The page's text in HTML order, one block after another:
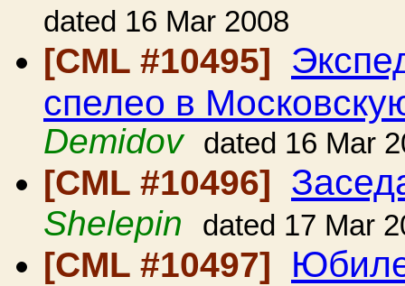
dated 16 Mar 2008
[CML #10495]
спелео в
Demidov
dated 16 Mar
[CML #10496]
Shelepin dated 17 Mar
[CML #10497]